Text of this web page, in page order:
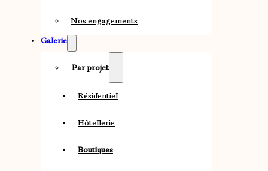
Nos engagements
Galerie
Par projet
Résidentiel
Hôtellerie
Boutiques